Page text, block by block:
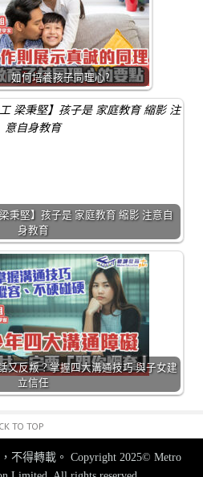
如何培養孩子同理心?
秉堅】孩子是 家庭教育 縮影 注意自
身教育
又反叛？掌握四大溝通技巧 與子女建
立信任
TO TOP
不得轉載。 Copyright 2025© Metro